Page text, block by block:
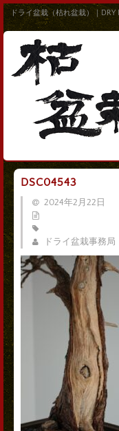
ドライ盆栽（枯れ盆栽）｜DRY
DSC04543
2024年2月22日
ドライ盆栽事務局